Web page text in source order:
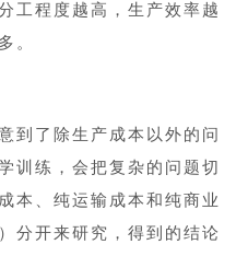
工程度越高，生产效率越
。
到了除生产成本以外的问
训练，会把复杂的问题切
本、纯运输成本和纯商业
分开来研究，得到的结论